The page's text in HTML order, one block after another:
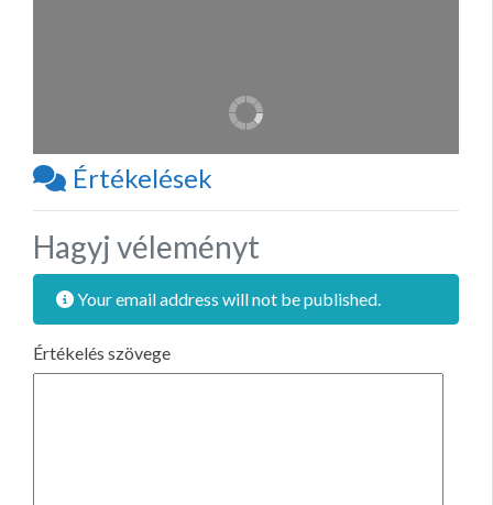
Értékelések
Hagyj véleményt
Your email address will not be published.
Értékelés szövege